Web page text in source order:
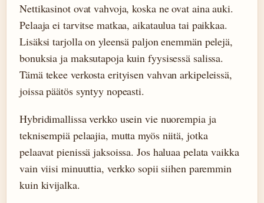
Nettikasinot ovat vahvoja, koska ne ovat aina auki.
Pelaaja ei tarvitse matkaa, aikataulua tai paikkaa.
Lisäksi tarjolla on yleensä paljon enemmän pelejä,
bonuksia ja maksutapoja kuin fyysisessä salissa.
Tämä tekee verkosta erityisen vahvan arkipeleissä,
joissa päätös syntyy nopeasti.
Hybridimallissa verkko usein vie nuorempia ja
teknisempiä pelaajia, mutta myös niitä, jotka
pelaavat pienissä jaksoissa. Jos haluaa pelata vaikka
vain viisi minuuttia, verkko sopii siihen paremmin
kuin kivijalka.